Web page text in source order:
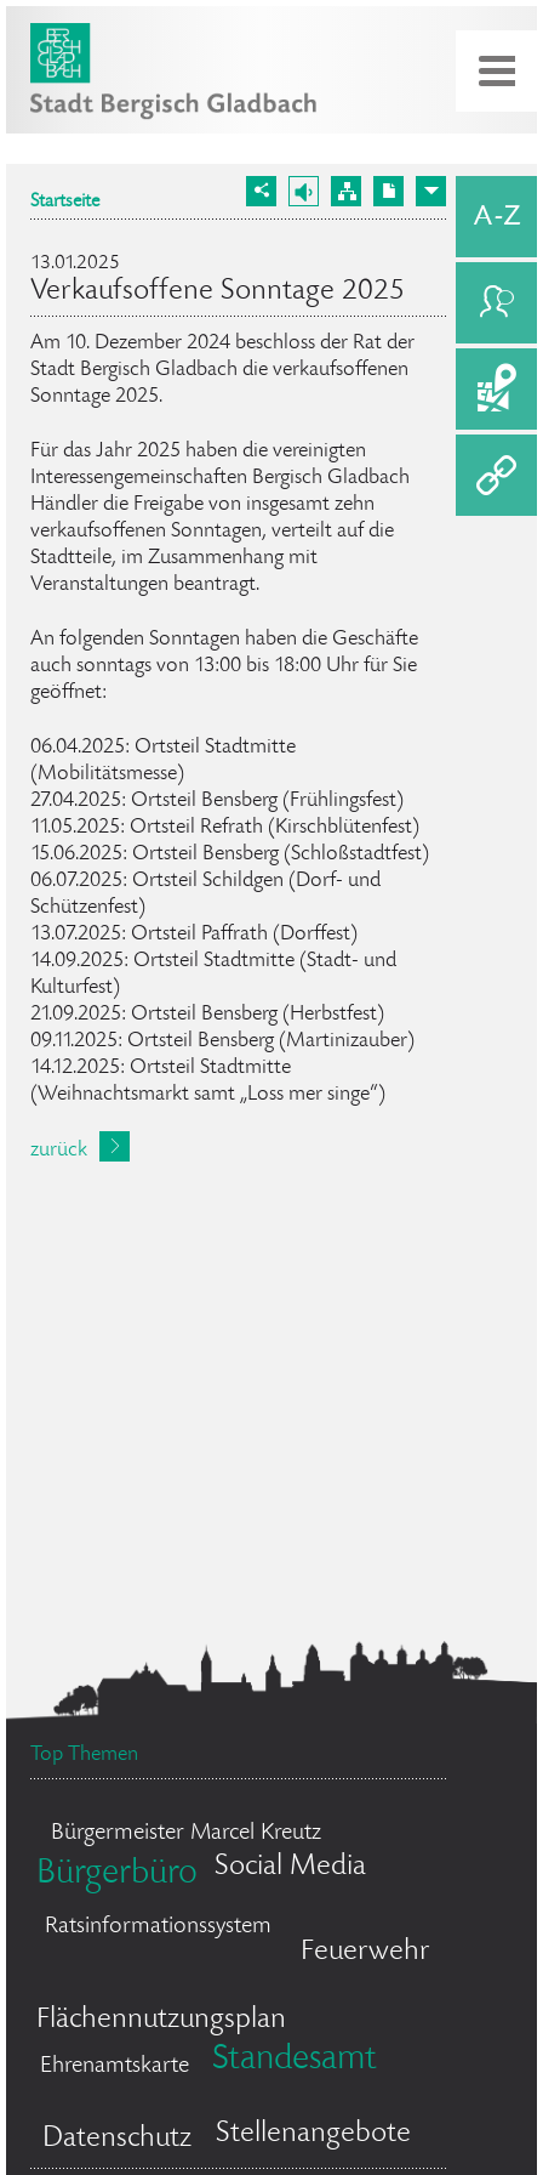
Startseite
13.01.2025
Verkaufsoffene Sonntage 2025
Am 10. Dezember 2024 beschloss der Rat der
Stadt Bergisch Gladbach die verkaufsoffenen
Sonntage 2025.
Für das Jahr 2025 haben die vereinigten
Interessengemeinschaften Bergisch Gladbach
Händler die Freigabe von insgesamt zehn
verkaufsoffenen Sonntagen, verteilt auf die
Stadtteile, im Zusammenhang mit
Veranstaltungen beantragt.
An folgenden Sonntagen haben die Geschäfte
auch sonntags von 13:00 bis 18:00 Uhr für Sie
geöffnet:
06.04.2025: Ortsteil Stadtmitte
(Mobilitätsmesse)
27.04.2025: Ortsteil Bensberg (Frühlingsfest)
11.05.2025: Ortsteil Refrath (Kirschblütenfest)
15.06.2025: Ortsteil Bensberg (Schloßstadtfest)
06.07.2025: Ortsteil Schildgen (Dorf- und
Schützenfest)
13.07.2025: Ortsteil Paffrath (Dorffest)
14.09.2025: Ortsteil Stadtmitte (Stadt- und
Kulturfest)
21.09.2025: Ortsteil Bensberg (Herbstfest)
09.11.2025: Ortsteil Bensberg (Martinizauber)
14.12.2025: Ortsteil Stadtmitte
(Weihnachtsmarkt samt „Loss mer singe“)
zurück
Top Themen
Bürgermeister Marcel Kreutz
Bürgerbüro Social Media
Ratsinformationssystem
Feuerwehr
Flächennutzungsplan
Ehrenamtskarte Standesamt
Datenschutz Stellenangebote